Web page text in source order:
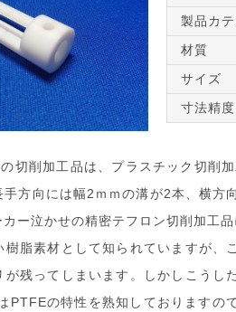
製品カテ
材質
サイズ
寸法精度
切削加工品は、プラスチック切削
方向には幅2ｍｍの溝が2本、横方
ー泣かせの精密テフロン切削加工
樹脂素材として知られていますが、
残ってしまいます。しかしこうし
PTFEの特性を熟知しておりますの